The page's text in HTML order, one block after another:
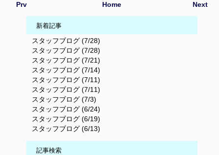
Prv Next
Home
新着記事
スタッフブログ (7/28)
スタッフブログ (7/28)
スタッフブログ (7/21)
スタッフブログ (7/14)
スタッフブログ (7/11)
スタッフブログ (7/11)
スタッフブログ (7/3)
スタッフブログ (6/24)
スタッフブログ (6/19)
スタッフブログ (6/13)
記事検索